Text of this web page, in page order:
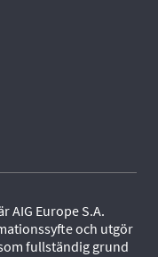
AIG Europe S.A.
och utgör
fullständig grund